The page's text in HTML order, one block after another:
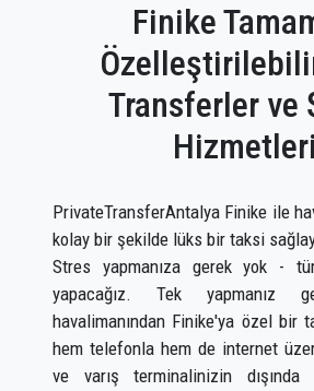
Finike
Transferler ve
Hizmetleri
PrivateTransferAntalya Finike ile
kolay bir şekilde lüks bir taksi
Stres yapmanıza gerek yok -
yapacağız. Tek yapmanız
havalimanından Finike'ya özel bir
hem telefonla hem de internet
ve varış terminalinizin